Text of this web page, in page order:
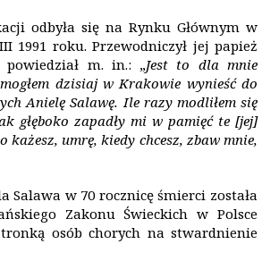
odbyła się na Rynku Głównym w
1991 roku. Przewodniczył jej papież
m. in.: „Jest to dla mnie
dzisiaj w Krakowie wynieść do
Anielę Salawę. Ile razy modliłem się
głęboko zapadły mi w pamięć te [jej]
każesz, umrę, kiedy chcesz, zbaw mnie,
Salawa w 70 rocznicę śmierci została
Zakonu Świeckich w Polsce
osób chorych na stwardnienie